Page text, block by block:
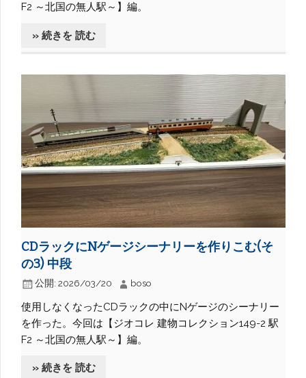
F2 ～北国の無人駅～】編。
» 続きを 読む
CDラックにNゲージシーナリーを作りこむ(そ
の3) 中段
公開: 2026/03/20 boso
使用しなくなったCDラックの中にNゲージのシーナリー
を作った。今回は【ジオコレ 建物コレクション149-2 駅
F2 ～北国の無人駅～】編。
» 続きを 読む